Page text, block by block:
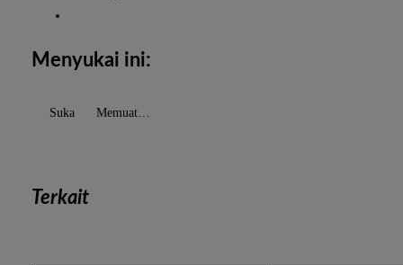
Menyukai ini:
Suka Memuat…
Terkait